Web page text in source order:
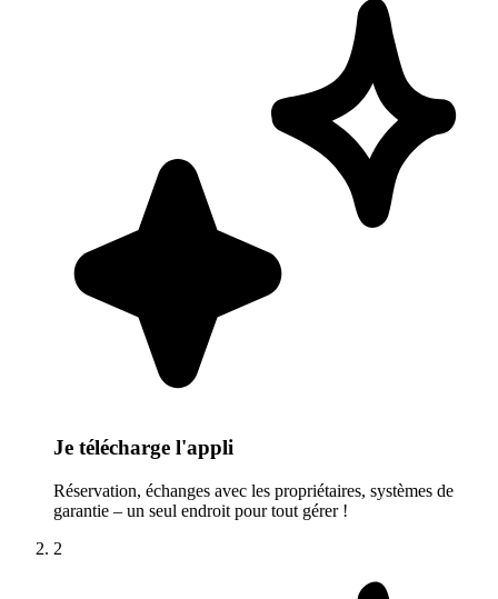
Je télécharge l'appli
Réservation, échanges avec les propriétaires, systèmes de
garantie – un seul endroit pour tout gérer !
2